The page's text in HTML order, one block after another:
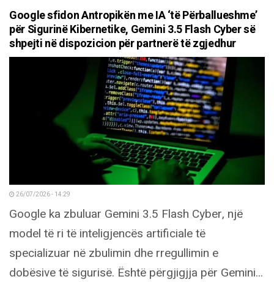
Google sfidon Antropikën me IA ‘të Përballueshme’
për Sigurinë Kibernetike, Gemini 3.5 Flash Cyber ​​​​së
shpejti në dispozicion për partnerë të zgjedhur
26/07/2026 - 14:29
Google ka zbuluar Gemini 3.5 Flash Cyber, një
model të ri të inteligjencës artificiale të
specializuar në zbulimin dhe rregullimin e
dobësive të sigurisë. Është përgjigjja për Gemini...